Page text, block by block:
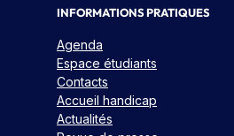
INFORMATIONS PRATIQUES
Agenda
Espace étudiants
Contacts
Accueil handicap
Actualités